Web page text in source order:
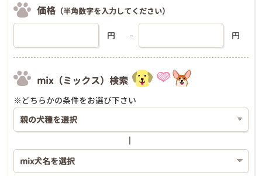
価格 （半角数字を入力してください）
円 円
mix（ミックス）検索
※どちらかの条件をお選び下さい